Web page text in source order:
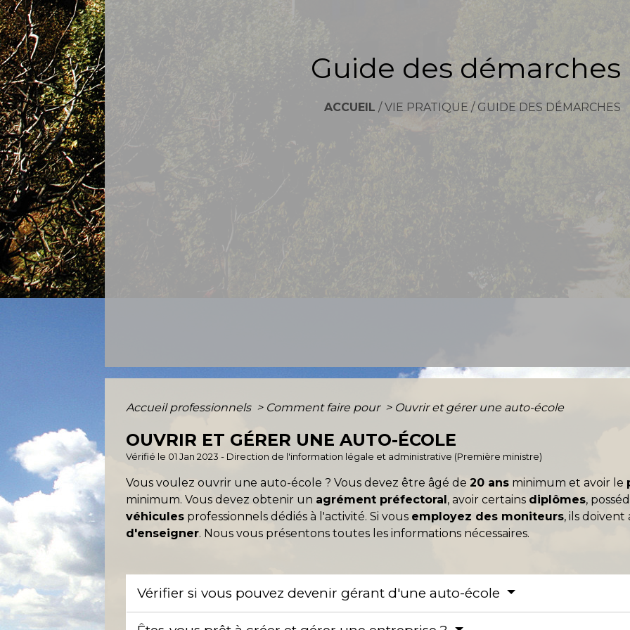
Guide des démarches
ACCUEIL / VIE PRATIQUE / GUIDE DES DÉMARCHES
Accueil professionnels > Comment faire pour > Ouvrir et gérer une auto-école
OUVRIR ET GÉRER UNE AUTO-ÉCOLE
Vérifié le 01 Jan 2023 - Direction de l'information légale et administrative (Première ministre)
Vous voulez ouvrir une auto-école ? Vous devez être âgé de20 ans minimum et avoir le
minimum. Vous devez obtenir un agrément préfectoral, avoir certains diplômes,
véhicules professionnels dédiés à l'activité. Si vous employez des moniteurs, ils doivent
d'enseigner. Nous vous présentons toutes les informations nécessaires.
Vérifier si vous pouvez devenir gérant d'une auto-école